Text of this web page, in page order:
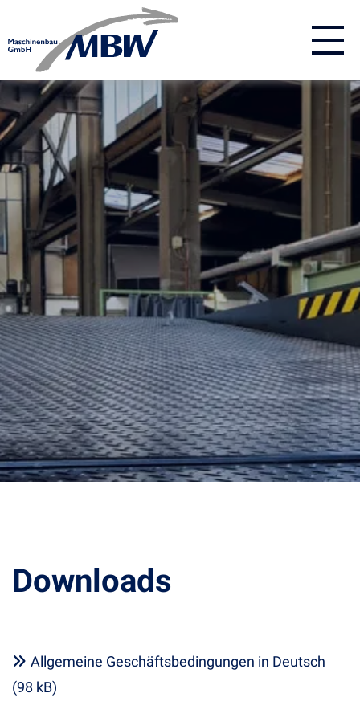
Downloads
Allgemeine Geschäftsbedingungen in Deutsch
(98 kB)